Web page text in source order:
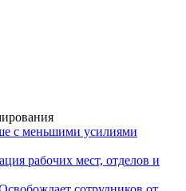
с меньшими усилиями
рабочих мест, отделов и